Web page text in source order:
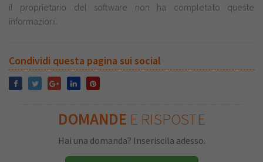
il proprietario del software non ha completato queste
informazioni.
Condividi questa pagina sui social
DOMANDE E RISPOSTE
Hai una domanda? Inseriscila adesso.